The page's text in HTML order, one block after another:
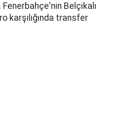
Belçikalı
karşılığında transfer